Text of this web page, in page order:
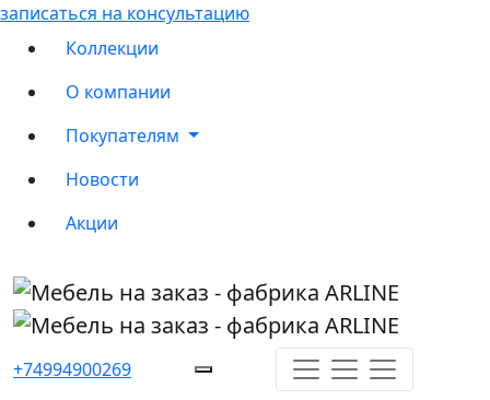
записаться на консультацию
Коллекции
О компании
Покупателям
Новости
Акции
+74994900269